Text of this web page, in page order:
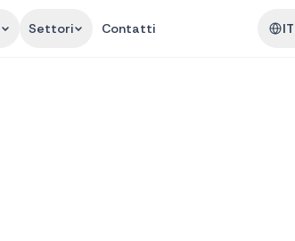
Settori Contatti IT